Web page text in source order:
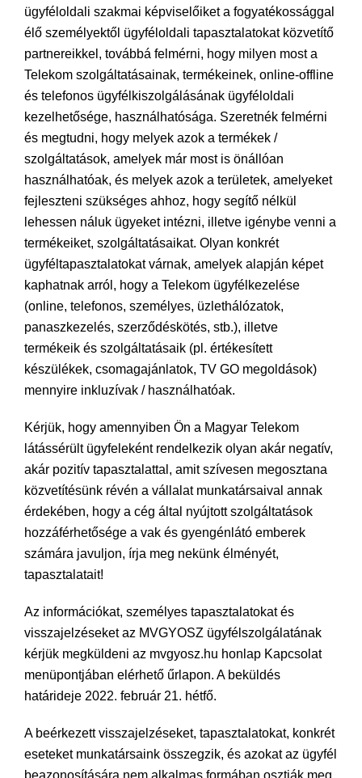
ügyféloldali szakmai képviselőiket a fogyatékossággal
élő személyektől ügyféloldali tapasztalatokat közvetítő
partnereikkel, továbbá felmérni, hogy milyen most a
Telekom szolgáltatásainak, termékeinek, online-offline
és telefonos ügyfélkiszolgálásának ügyféloldali
kezelhetősége, használhatósága. Szeretnék felmérni
és megtudni, hogy melyek azok a termékek /
szolgáltatások, amelyek már most is önállóan
használhatóak, és melyek azok a területek, amelyeket
fejleszteni szükséges ahhoz, hogy segítő nélkül
lehessen náluk ügyeket intézni, illetve igénybe venni a
termékeiket, szolgáltatásaikat. Olyan konkrét
ügyféltapasztalatokat várnak, amelyek alapján képet
kaphatnak arról, hogy a Telekom ügyfélkezelése
(online, telefonos, személyes, üzlethálózatok,
panaszkezelés, szerződéskötés, stb.), illetve
termékeik és szolgáltatásaik (pl. értékesített
készülékek, csomagajánlatok, TV GO megoldások)
mennyire inkluzívak / használhatóak.
Kérjük, hogy amennyiben Ön a Magyar Telekom
látássérült ügyfeleként rendelkezik olyan akár negatív,
akár pozitív tapasztalattal, amit szívesen megosztana
közvetítésünk révén a vállalat munkatársaival annak
érdekében, hogy a cég által nyújtott szolgáltatások
hozzáférhetősége a vak és gyengénlátó emberek
számára javuljon, írja meg nekünk élményét,
tapasztalatait!
Az információkat, személyes tapasztalatokat és
visszajelzéseket az MVGYOSZ ügyfélszolgálatának
kérjük megküldeni az mvgyosz.hu honlap Kapcsolat
menüpontjában elérhető űrlapon. A beküldés
határideje 2022. február 21. hétfő.
A beérkezett visszajelzéseket, tapasztalatokat, konkrét
eseteket munkatársaink összegzik, és azokat az ügyfél
beazonosítására nem alkalmas formában osztják meg